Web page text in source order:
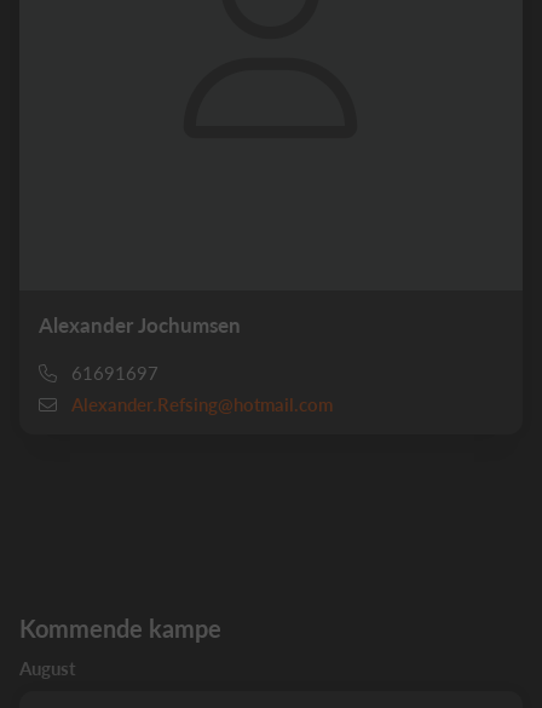
Alexander Jochumsen
61691697
Alexander.Refsing@hotmail.com
Kommende kampe
August